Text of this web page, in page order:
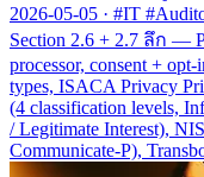
2026-05-05 · #IT
Section 2.6 + 2.7 ลึก —
processor, consent +
types, ISACA Privacy
(4 classification levels,
/ Legitimate Interest),
Communicate-P),